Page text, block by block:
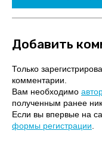
Добавить
Только
комментарии.
Вам необходимо
полученным ранее
Если вы впервые на
формы регистрации